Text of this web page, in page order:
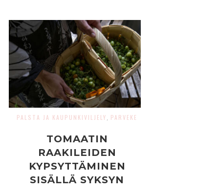
PALSTA JA KAUPUNKIVILJELY PARVEKE
TOMAATIN
RAAKILEIDEN
KYPSYTTÄMINEN
SISÄLLÄ SYKSYN